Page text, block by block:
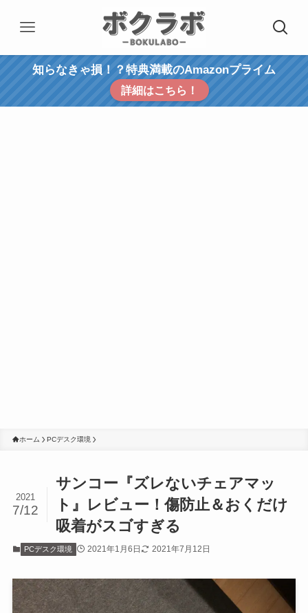
知らなきゃ損！？特典満載のAmazonプライム
詳細はこちら！
ホーム PCデスク環境
サンコー『ズレないチェアマッ
ト』レビュー！傷防止＆おくだけ
吸着がスゴすぎる
2021
7/12
PCデスク環境 2021年1月6日 2021年7月12日